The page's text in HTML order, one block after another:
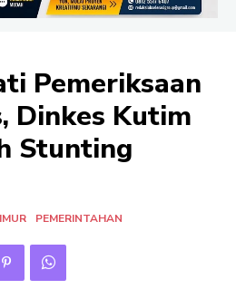
Pemeriksaan
Dinkes Kutim
Stunting
PEMERINTAHAN